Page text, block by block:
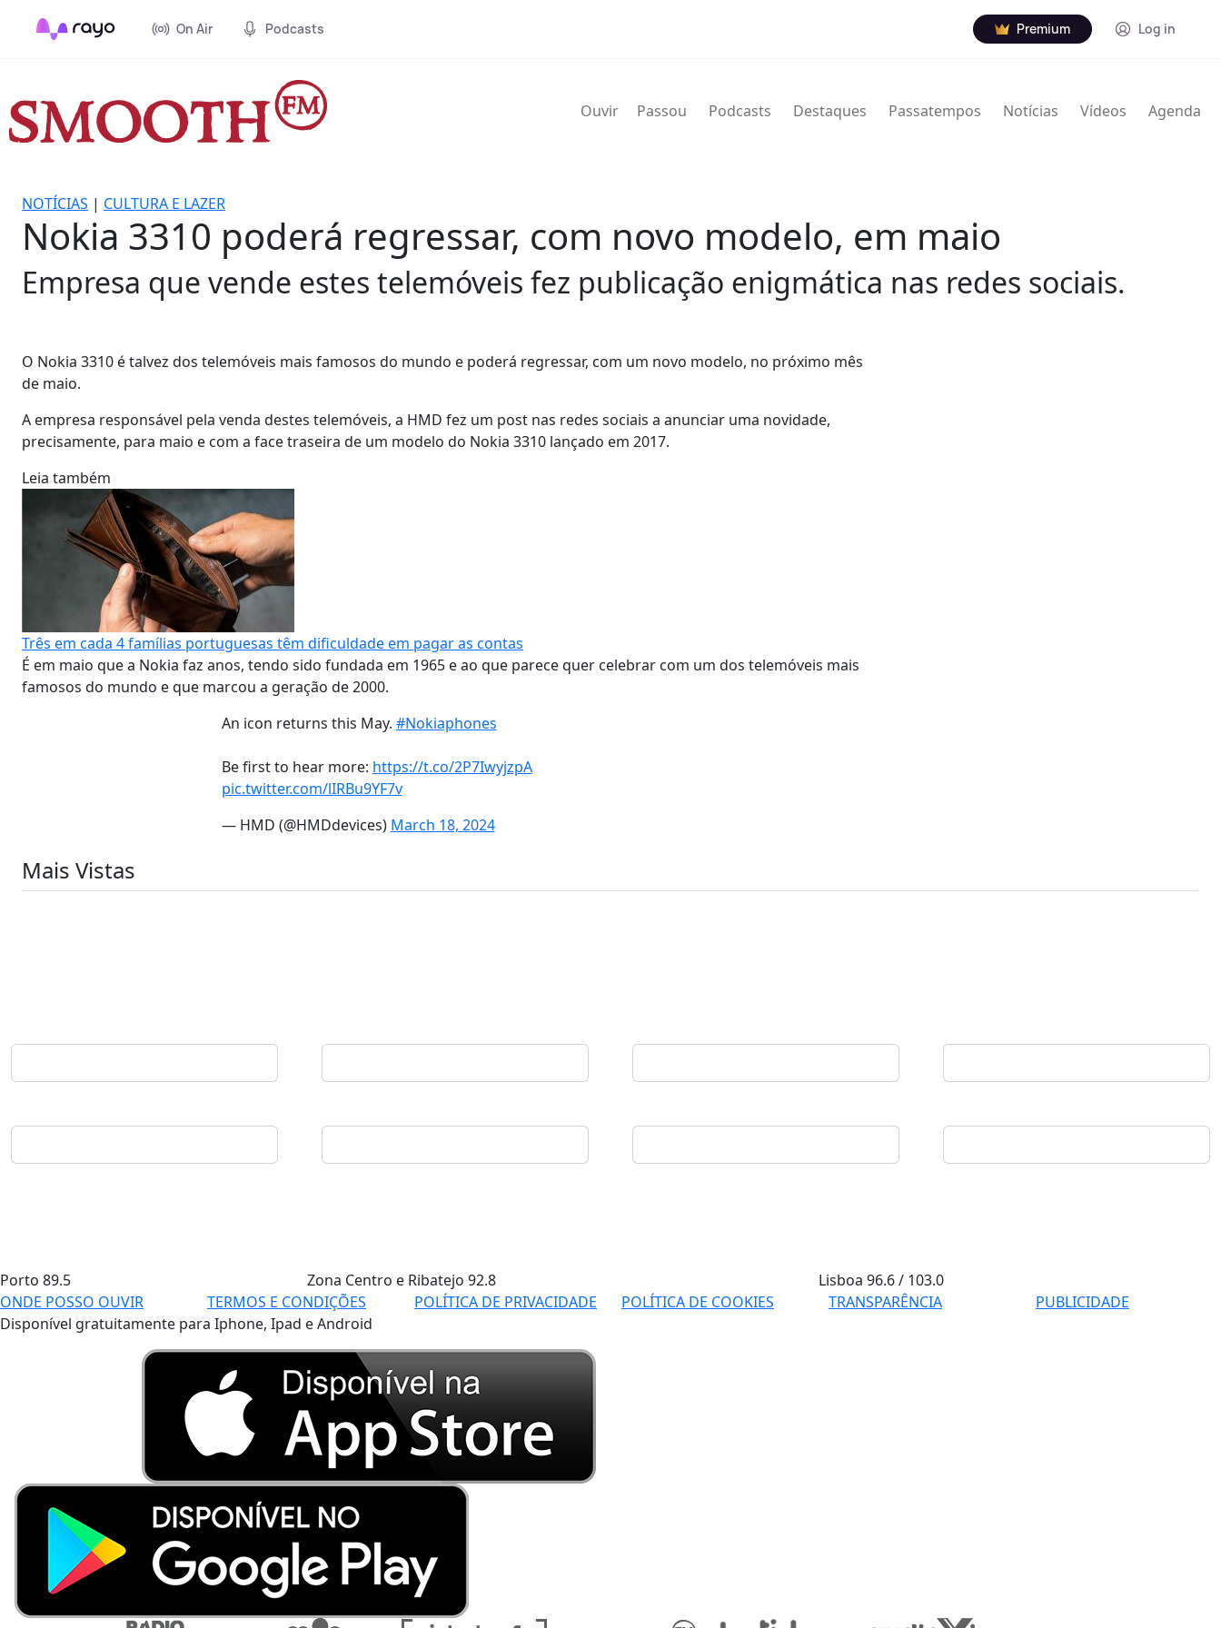
On Air Podcasts Premium Log in
Ouvir Passou Podcasts Destaques Passatempos Notícias Vídeos Agenda
NOTÍCIAS | CULTURA E LAZER
Nokia 3310 poderá regressar, com novo modelo, em maio
Empresa que vende estes telemóveis fez publicação enigmática nas redes sociais.
O Nokia 3310 é talvez dos telemóveis mais famosos do mundo e poderá regressar, com um novo modelo, no próximo mês
de maio.
A empresa responsável pela venda destes telemóveis, a HMD fez um post nas redes sociais a anunciar uma novidade,
precisamente, para maio e com a face traseira de um modelo do Nokia 3310 lançado em 2017.
Leia também
Três em cada 4 famílias portuguesas têm dificuldade em pagar as contas
É em maio que a Nokia faz anos, tendo sido fundada em 1965 e ao que parece quer celebrar com um dos telemóveis mais
famosos do mundo e que marcou a geração de 2000.
An icon returns this May. #Nokiaphones
Be first to hear more: https://t.co/2P7IwyjzpA
pic.twitter.com/lIRBu9YF7v
— HMD (@HMDdevices) March 18, 2024
Mais Vistas
Porto 89.5 Zona Centro e Ribatejo 92.8 Lisboa96.6 / 103.0
ONDE POSSO OUVIR
TERMOS E CONDIÇÕES POLÍTICA DE PRIVACIDADE POLÍTICA DE COOKIES TRANSPARÊNCIA
PUBLICIDADE
Disponível gratuitamente para Iphone, Ipad e Android